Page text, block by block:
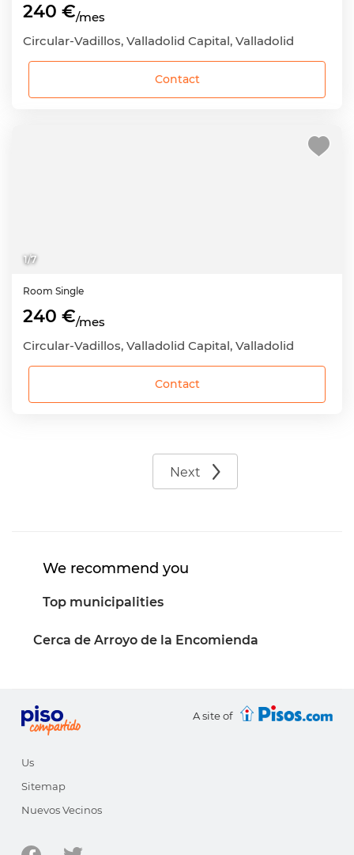
240 €/mes
Circular-Vadillos, Valladolid Capital, Valladolid
Contact
1/7
Room Single
240 €/mes
Circular-Vadillos, Valladolid Capital, Valladolid
Contact
Next
We recommend you
Top municipalities
Cerca de Arroyo de la Encomienda
A site of
Us
Sitemap
Nuevos Vecinos